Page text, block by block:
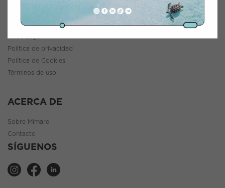
INFORMACIÓN
Política de envíos y devoluciones
Política de privacidad
Política de Cookies
Términos de uso
ACERCA DE
Sobre Mimare
Contacto
SÍGUENOS